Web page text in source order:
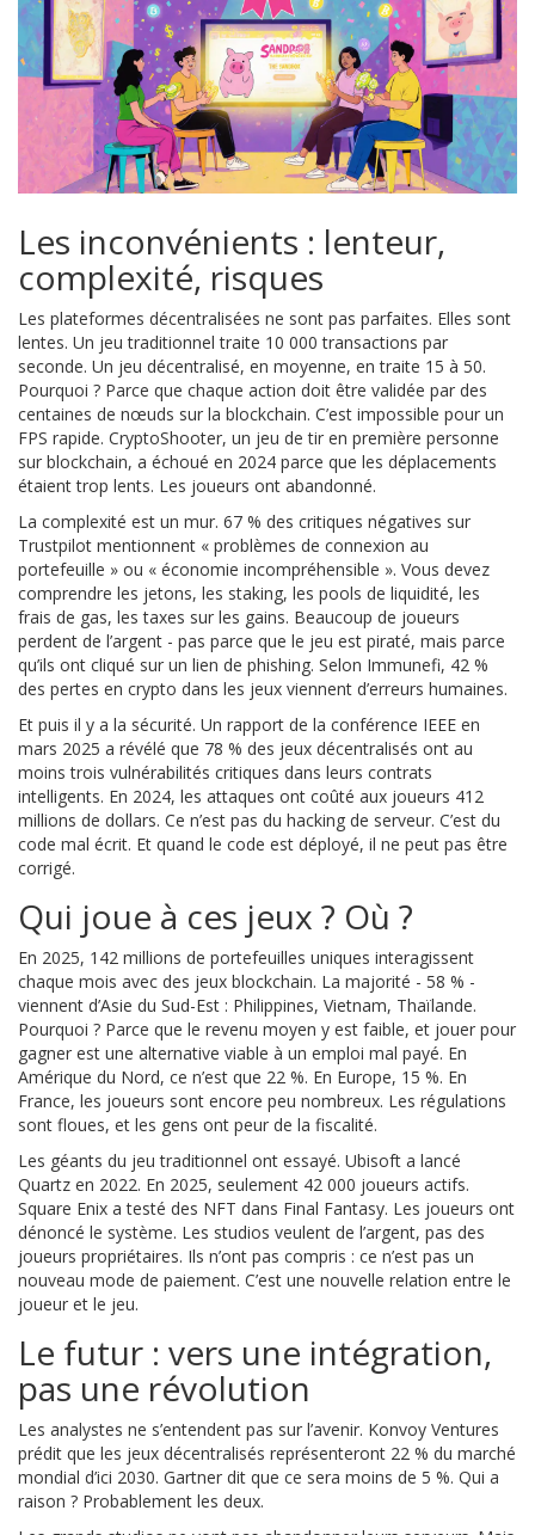
Les inconvénients : lenteur,
complexité, risques
Les plateformes décentralisées ne sont pas parfaites. Elles sont
lentes. Un jeu traditionnel traite 10 000 transactions par
seconde. Un jeu décentralisé, en moyenne, en traite 15 à 50.
Pourquoi ? Parce que chaque action doit être validée par des
centaines de nœuds sur la blockchain. C’est impossible pour un
FPS rapide. CryptoShooter, un jeu de tir en première personne
sur blockchain, a échoué en 2024 parce que les déplacements
étaient trop lents. Les joueurs ont abandonné.
La complexité est un mur. 67 % des critiques négatives sur
Trustpilot mentionnent « problèmes de connexion au
portefeuille » ou « économie incompréhensible ». Vous devez
comprendre les jetons, les staking, les pools de liquidité, les
frais de gas, les taxes sur les gains. Beaucoup de joueurs
perdent de l’argent - pas parce que le jeu est piraté, mais parce
qu’ils ont cliqué sur un lien de phishing. Selon Immunefi, 42 %
des pertes en crypto dans les jeux viennent d’erreurs humaines.
Et puis il y a la sécurité. Un rapport de la conférence IEEE en
mars 2025 a révélé que 78 % des jeux décentralisés ont au
moins trois vulnérabilités critiques dans leurs contrats
intelligents. En 2024, les attaques ont coûté aux joueurs 412
millions de dollars. Ce n’est pas du hacking de serveur. C’est du
code mal écrit. Et quand le code est déployé, il ne peut pas être
corrigé.
Qui joue à ces jeux ? Où ?
En 2025, 142 millions de portefeuilles uniques interagissent
chaque mois avec des jeux blockchain. La majorité - 58 % -
viennent d’Asie du Sud-Est : Philippines, Vietnam, Thaïlande.
Pourquoi ? Parce que le revenu moyen y est faible, et jouer pour
gagner est une alternative viable à un emploi mal payé. En
Amérique du Nord, ce n’est que 22 %. En Europe, 15 %. En
France, les joueurs sont encore peu nombreux. Les régulations
sont floues, et les gens ont peur de la fiscalité.
Les géants du jeu traditionnel ont essayé. Ubisoft a lancé
Quartz en 2022. En 2025, seulement 42 000 joueurs actifs.
Square Enix a testé des NFT dans Final Fantasy. Les joueurs ont
dénoncé le système. Les studios veulent de l’argent, pas des
joueurs propriétaires. Ils n’ont pas compris : ce n’est pas un
nouveau mode de paiement. C’est une nouvelle relation entre le
joueur et le jeu.
Le futur : vers une intégration,
pas une révolution
Les analystes ne s’entendent pas sur l’avenir. Konvoy Ventures
prédit que les jeux décentralisés représenteront 22 % du marché
mondial d’ici 2030. Gartner dit que ce sera moins de 5 %. Qui a
raison ? Probablement les deux.